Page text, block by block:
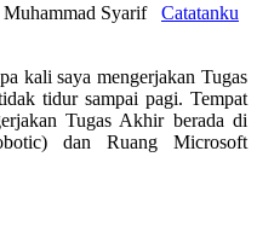
Muhammad Syarif
Catatanku
kali saya mengerjakan Tugas
tidur sampai pagi. Tempat
Tugas Akhir berada di
dan Ruang Microsoft